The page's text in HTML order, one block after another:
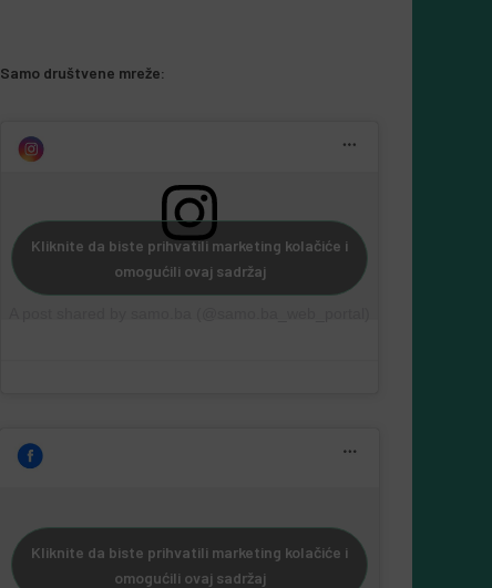
Samo društvene mreže:
Kliknite da biste prihvatili marketing kolačiće i
omogućili ovaj sadržaj
Kliknite da biste prihvatili marketing kolačiće i
omogućili ovaj sadržaj